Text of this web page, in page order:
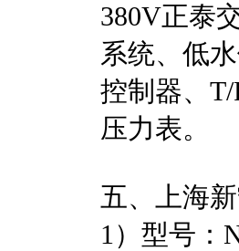
380V正泰
系统、低
控制器、
压力表。
五、上海
1）型号：